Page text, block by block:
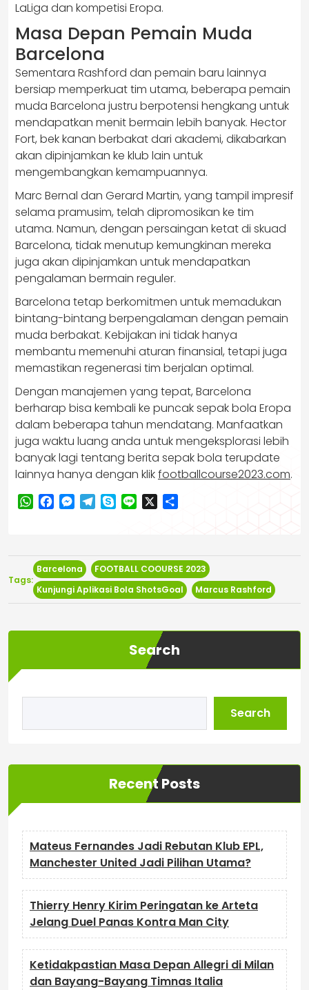
LaLiga dan kompetisi Eropa.
Masa Depan Pemain Muda
Barcelona
Sementara Rashford dan pemain baru lainnya
bersiap memperkuat tim utama, beberapa pemain
muda Barcelona justru berpotensi hengkang untuk
mendapatkan menit bermain lebih banyak. Hector
Fort, bek kanan berbakat dari akademi, dikabarkan
akan dipinjamkan ke klub lain untuk
mengembangkan kemampuannya.
Marc Bernal dan Gerard Martin, yang tampil impresif
selama pramusim, telah dipromosikan ke tim
utama. Namun, dengan persaingan ketat di skuad
Barcelona, tidak menutup kemungkinan mereka
juga akan dipinjamkan untuk mendapatkan
pengalaman bermain reguler.
Barcelona tetap berkomitmen untuk memadukan
bintang-bintang berpengalaman dengan pemain
muda berbakat. Kebijakan ini tidak hanya
membantu memenuhi aturan finansial, tetapi juga
memastikan regenerasi tim berjalan optimal.
Dengan manajemen yang tepat, Barcelona
berharap bisa kembali ke puncak sepak bola Eropa
dalam beberapa tahun mendatang. Manfaatkan
juga waktu luang anda untuk mengeksplorasi lebih
banyak lagi tentang berita sepak bola terupdate
lainnya hanya dengan klikfootballcourse2023.com.
WhatsApp
Facebook
Messenger
Telegram
SkypeLine
Tags:
Barcelona
FOOTBALL COOURSE 2023
Kunjungi Aplikasi Bola ShotsGoal
Marcus Rashford
Search
Search
Recent Posts
Mateus Fernandes Jadi Rebutan Klub EPL,
Manchester United Jadi Pilihan Utama?
Thierry Henry Kirim Peringatan ke Arteta
Jelang Duel Panas Kontra Man City
Ketidakpastian Masa Depan Allegri di Milan
dan Bayang-Bayang Timnas Italia